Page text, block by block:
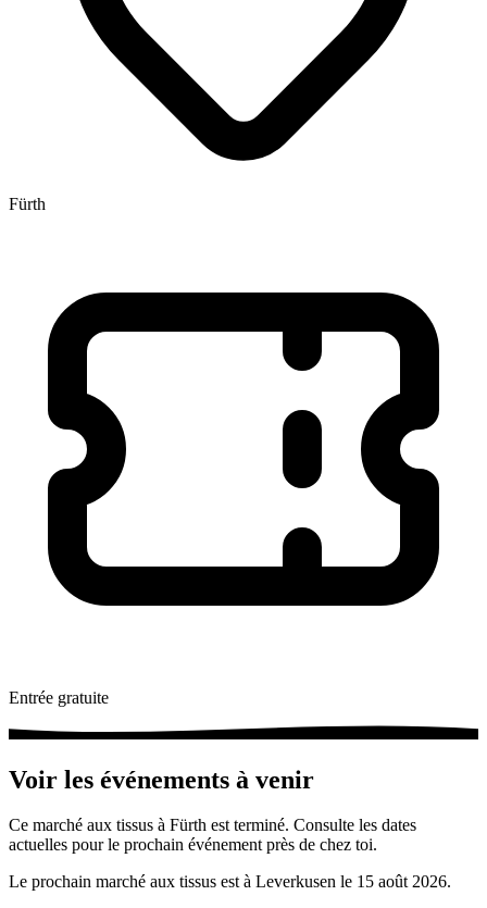
Fürth
Entrée gratuite
Voir les événements à venir
Ce marché aux tissus à Fürth est terminé. Consulte les dates
actuelles pour le prochain événement près de chez toi.
Le prochain marché aux tissus est à Leverkusen le 15 août 2026.